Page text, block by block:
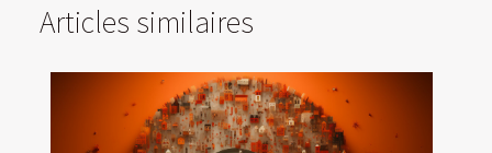
Articles similaires